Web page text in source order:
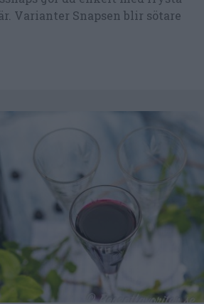
Varianter Snapsen blir sötare